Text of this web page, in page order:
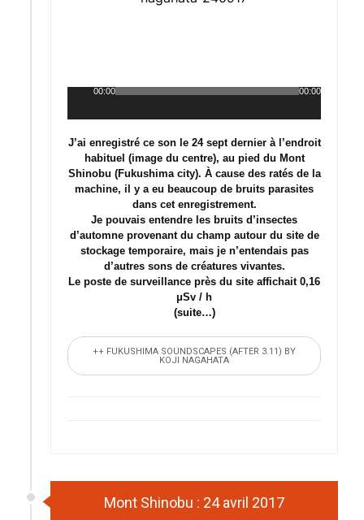
Lecteur
00:00 00:00
J’ai enregistré ce son le 24 sept dernier à l’endroit
habituel (image du centre), au pied du Mont
Shinobu (Fukushima city). À cause des ratés de la
machine, il y a eu beaucoup de bruits parasites
dans cet enregistrement.
Je pouvais entendre les bruits d’insectes
d’automne provenant du champ autour du site de
stockage temporaire, mais je n’entendais pas
d’autres sons de créatures vivantes.
Le poste de surveillance près du site affichait 0,16
μSv / h
(suite…)
++ FUKUSHIMA SOUNDSCAPES (AFTER 3.11) BY
KOJI NAGAHATA
Mont Shinobu : 24 avril 2017